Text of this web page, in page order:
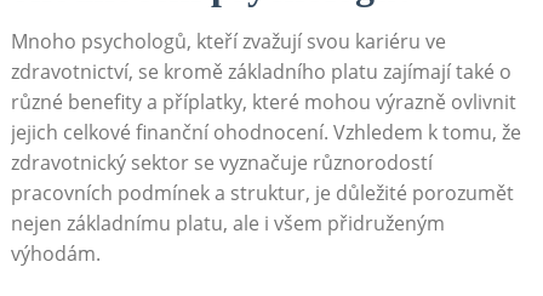
Mnoho psychologů, kteří zvažují svou kariéru ve
zdravotnictví, se kromě základního platu zajímají také o
různé benefity a příplatky, které mohou výrazně ovlivnit
jejich celkové finanční ohodnocení. Vzhledem k tomu, že
zdravotnický sektor se vyznačuje různorodostí
pracovních podmínek a struktur, je důležité porozumět
nejen základnímu platu, ale i všem přidruženým
výhodám.